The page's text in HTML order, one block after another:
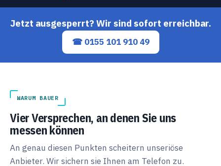
Jetzt ausgesperrt? Wir sind sofort erreichbar.
☎ 0155 101 910 49
WARUM BAUER
Vier Versprechen, an denen Sie uns
messen können
An genau diesen Punkten scheitern unseriöse
Anbieter. Wir sichern sie Ihnen am Telefon zu.